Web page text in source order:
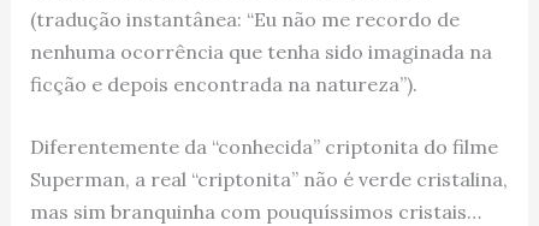
(tradução instantânea: “Eu não me recordo de
nenhuma ocorrência que tenha sido imaginada na
ficção e depois encontrada na natureza”).
Diferentemente da “conhecida” criptonita do filme
Superman, a real “criptonita” não é verde cristalina,
mas sim branquinha com pouquíssimos cristais…